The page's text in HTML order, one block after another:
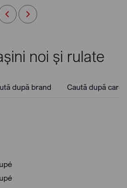
noi și rulate
după brand Caută după